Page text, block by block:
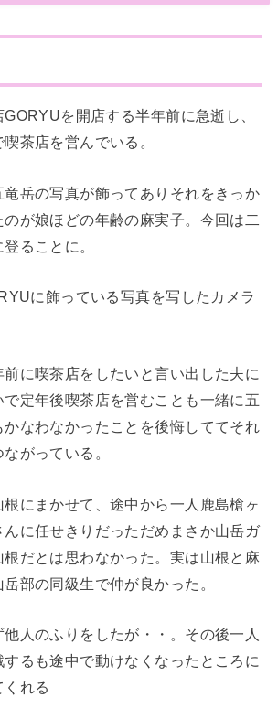
を開店する半年前に急逝し、
茶店を営んでいる。
竜岳の写真が飾ってありそれをきっか
が娘ほどの年齢の麻実子。今回は二
ることに。
に飾っている写真を写したカメラ
に喫茶店をしたいと言い出した夫に
で定年後喫茶店を営むことも一緒に五
なわなかったことを後悔しててそれ
がっている。
にまかせて、途中から一人鹿島槍ヶ
に任せきりだっただめまさか山岳ガ
だとは思わなかった。実は山根と麻
部の同級生で仲が良かった。
人のふりをしたが・・。その後一人
するも途中で動けなくなったところに
れる